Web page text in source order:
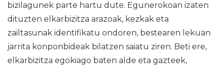
bizilagunek parte hartu dute. Egunerokoan izaten
dituzten elkarbizitza arazoak, kezkak eta
zailtasunak identifikatu ondoren, bestearen lekuan
jarrita konponbideak bilatzen saiatu ziren. Beti ere,
elkarbizitza egokiago baten alde eta gazteek,